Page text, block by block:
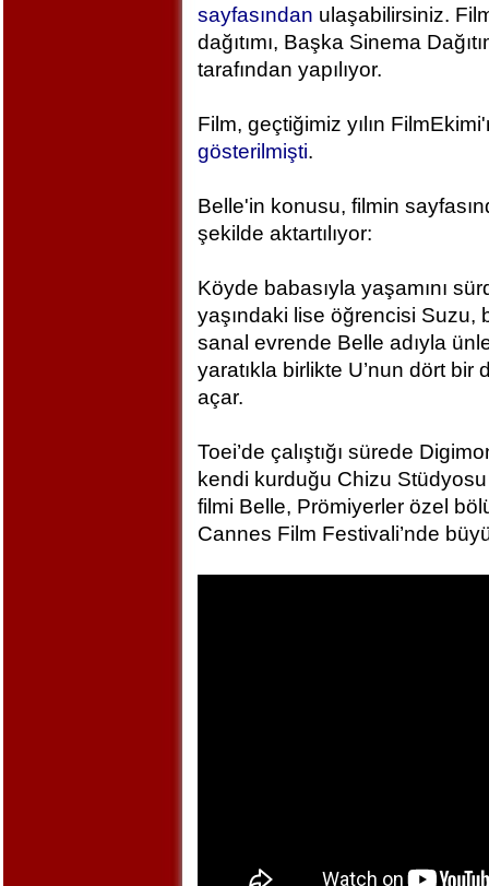
sayfasından ulaşabilirsiniz.
dağıtımı, Başka Sinema
tarafından yapılıyor.
Film, geçtiğimiz yılın
gösterilmişti.
Belle'in konusu, filmin
şekilde aktartılıyor:
Köyde babasıyla yaşamını
yaşındaki lise öğrencisi Suzu,
sanal evrende Belle adıyla
yaratıkla birlikte U’nun dört
açar.
Toei’de çalıştığı sürede
kendi kurduğu Chizu
filmi Belle, Prömiyerler özel
Cannes Film Festivali’nde